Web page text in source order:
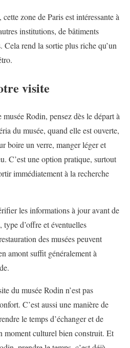
zone de Paris est intéressante à
institutions, de bâtiments
Cela rend la sortie plus riche qu’un
visite
Rodin, pensez dès le départ à
du musée, quand elle est ouverte,
boire un verre, manger léger et
C’est une option pratique, surtout
immédiatement à la recherche
les informations à jour avant de
d’offre et éventuelles
des musées peuvent
amont suffit généralement à
du musée Rodin n’est pas
C’est aussi une manière de
le temps d’échanger et de
moment culturel bien construit. Et